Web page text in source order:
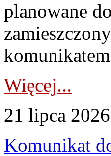
planowane
Więcej...
21 lipca
Komunikat